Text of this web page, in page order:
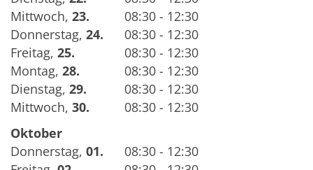
Mittwoch, 23.
08:30 - 12:30
Donnerstag, 24.
08:30 - 12:30
Freitag, 25.
08:30 - 12:30
Montag, 28.
08:30 - 12:30
Dienstag, 29.
08:30 - 12:30
Mittwoch, 30.
08:30 - 12:30
Oktober
Donnerstag, 01.
08:30 - 12:30